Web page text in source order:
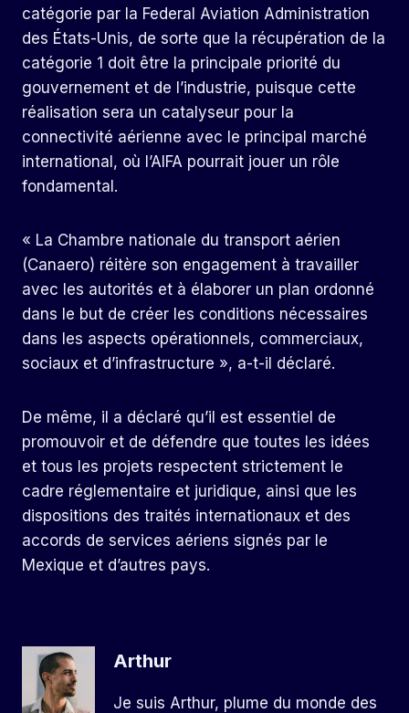
catégorie par la Federal Aviation Administration
des États-Unis, de sorte que la récupération de la
catégorie 1 doit être la principale priorité du
gouvernement et de l’industrie, puisque cette
réalisation sera un catalyseur pour la
connectivité aérienne avec le principal marché
international, où l’AIFA pourrait jouer un rôle
fondamental.
« La Chambre nationale du transport aérien
(Canaero) réitère son engagement à travailler
avec les autorités et à élaborer un plan ordonné
dans le but de créer les conditions nécessaires
dans les aspects opérationnels, commerciaux,
sociaux et d’infrastructure », a-t-il déclaré.
De même, il a déclaré qu’il est essentiel de
promouvoir et de défendre que toutes les idées
et tous les projets respectent strictement le
cadre réglementaire et juridique, ainsi que les
dispositions des traités internationaux et des
accords de services aériens signés par le
Mexique et d’autres pays.
Arthur
Je suis Arthur, plume du monde des